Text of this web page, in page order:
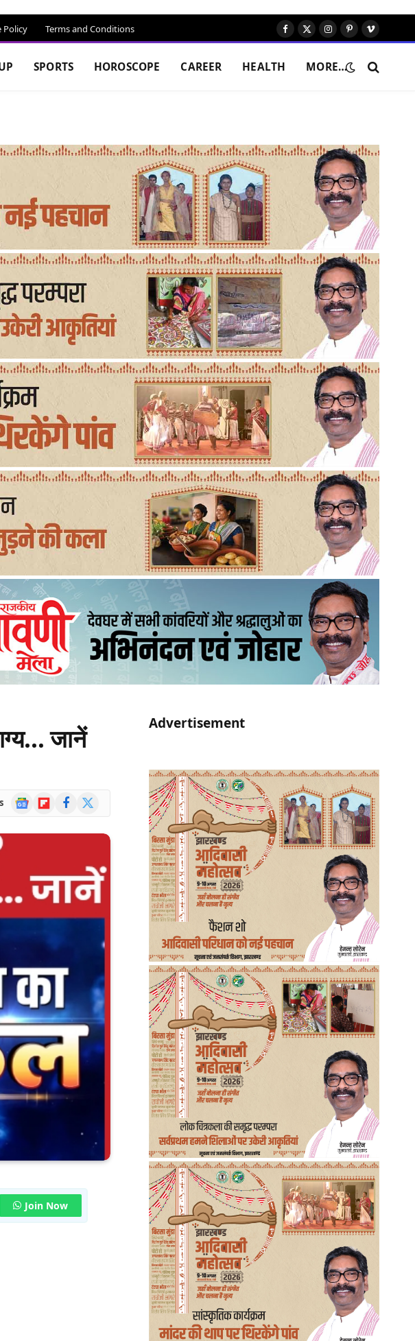
Policy Terms and Conditions Facebook
X
Instagram
Pinterest
Vimeo
SPORTS HOROSCOPE CAREER HEALTH MORE…
जानें
Google
News
FlipboardFacebook
Join Now
Advertisement